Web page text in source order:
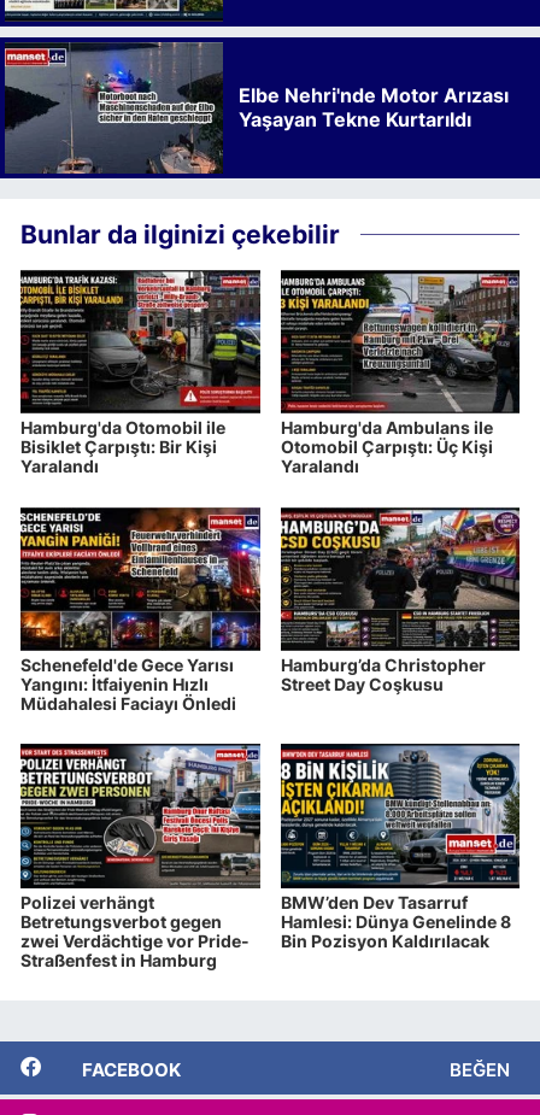
Elbe Nehri'nde Motor Arızası
Yaşayan Tekne Kurtarıldı
Bunlar da ilginizi çekebilir
Hamburg'da Otomobil ile
Bisiklet Çarpıştı: Bir Kişi
Yaralandı
Hamburg'da Ambulans ile
Otomobil Çarpıştı: Üç Kişi
Yaralandı
Schenefeld'de Gece Yarısı
Yangını: İtfaiyenin Hızlı
Müdahalesi Faciayı Önledi
Hamburg’da Christopher
Street Day Coşkusu
Polizei verhängt
Betretungsverbot gegen
zwei Verdächtige vor Pride-
Straßenfest in Hamburg
BMW’den Dev Tasarruf
Hamlesi: Dünya Genelinde 8
Bin Pozisyon Kaldırılacak
FACEBOOK BEĞEN